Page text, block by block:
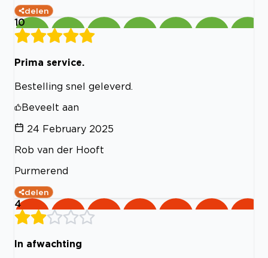
delen
10
Prima service.
Bestelling snel geleverd.
Beveelt aan
24 February 2025
Rob van der Hooft
Purmerend
delen
4
In afwachting